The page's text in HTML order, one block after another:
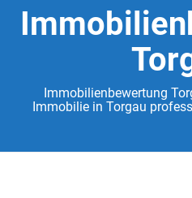
Immobilienbewertung
Immobilie in Torgau